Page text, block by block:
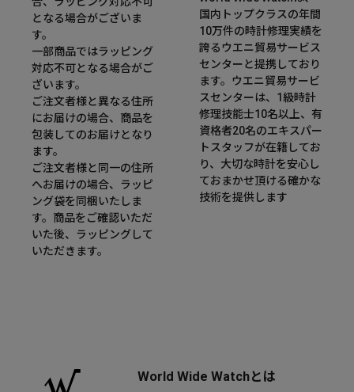
となる場合がございま
す。
一部商品ではラッピング
対応不可となる場合がご
ざいます。
ご注文者様と異なる住所
にお届けの場合、商品を
包装してのお届けとなり
ます。
ご注文者様と同一の住所
へお届けの場合、ラッピ
ング袋を同梱いたしま
す。商品をご確認いただ
いた後、ラッピングして
いただきます。
国内トップクラスの年間
10万件の時計修理実績を
誇るウエニ貿易サービス
センターと提携しており
ます。ウエニ貿易サービ
スセンターは、1級時計
修理技能士10名以上、有
資格者20名のエキスパー
トスタッフが在籍してお
り、大切な時計を安心し
ておまかせ頂ける確かな
技術を提供します
World Wide Watchとは